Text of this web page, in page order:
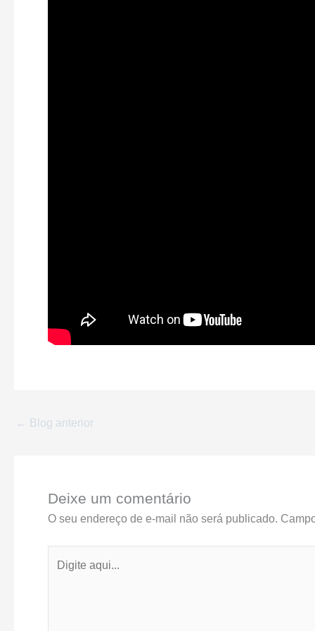
← Blog anterior
Deixe um comentário
O seu endereço de e-mail não será publicado.